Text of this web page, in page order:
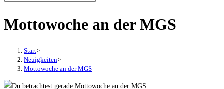
Mottowoche an der MGS
Start>
Neuigkeiten>
Mottowoche an der MGS